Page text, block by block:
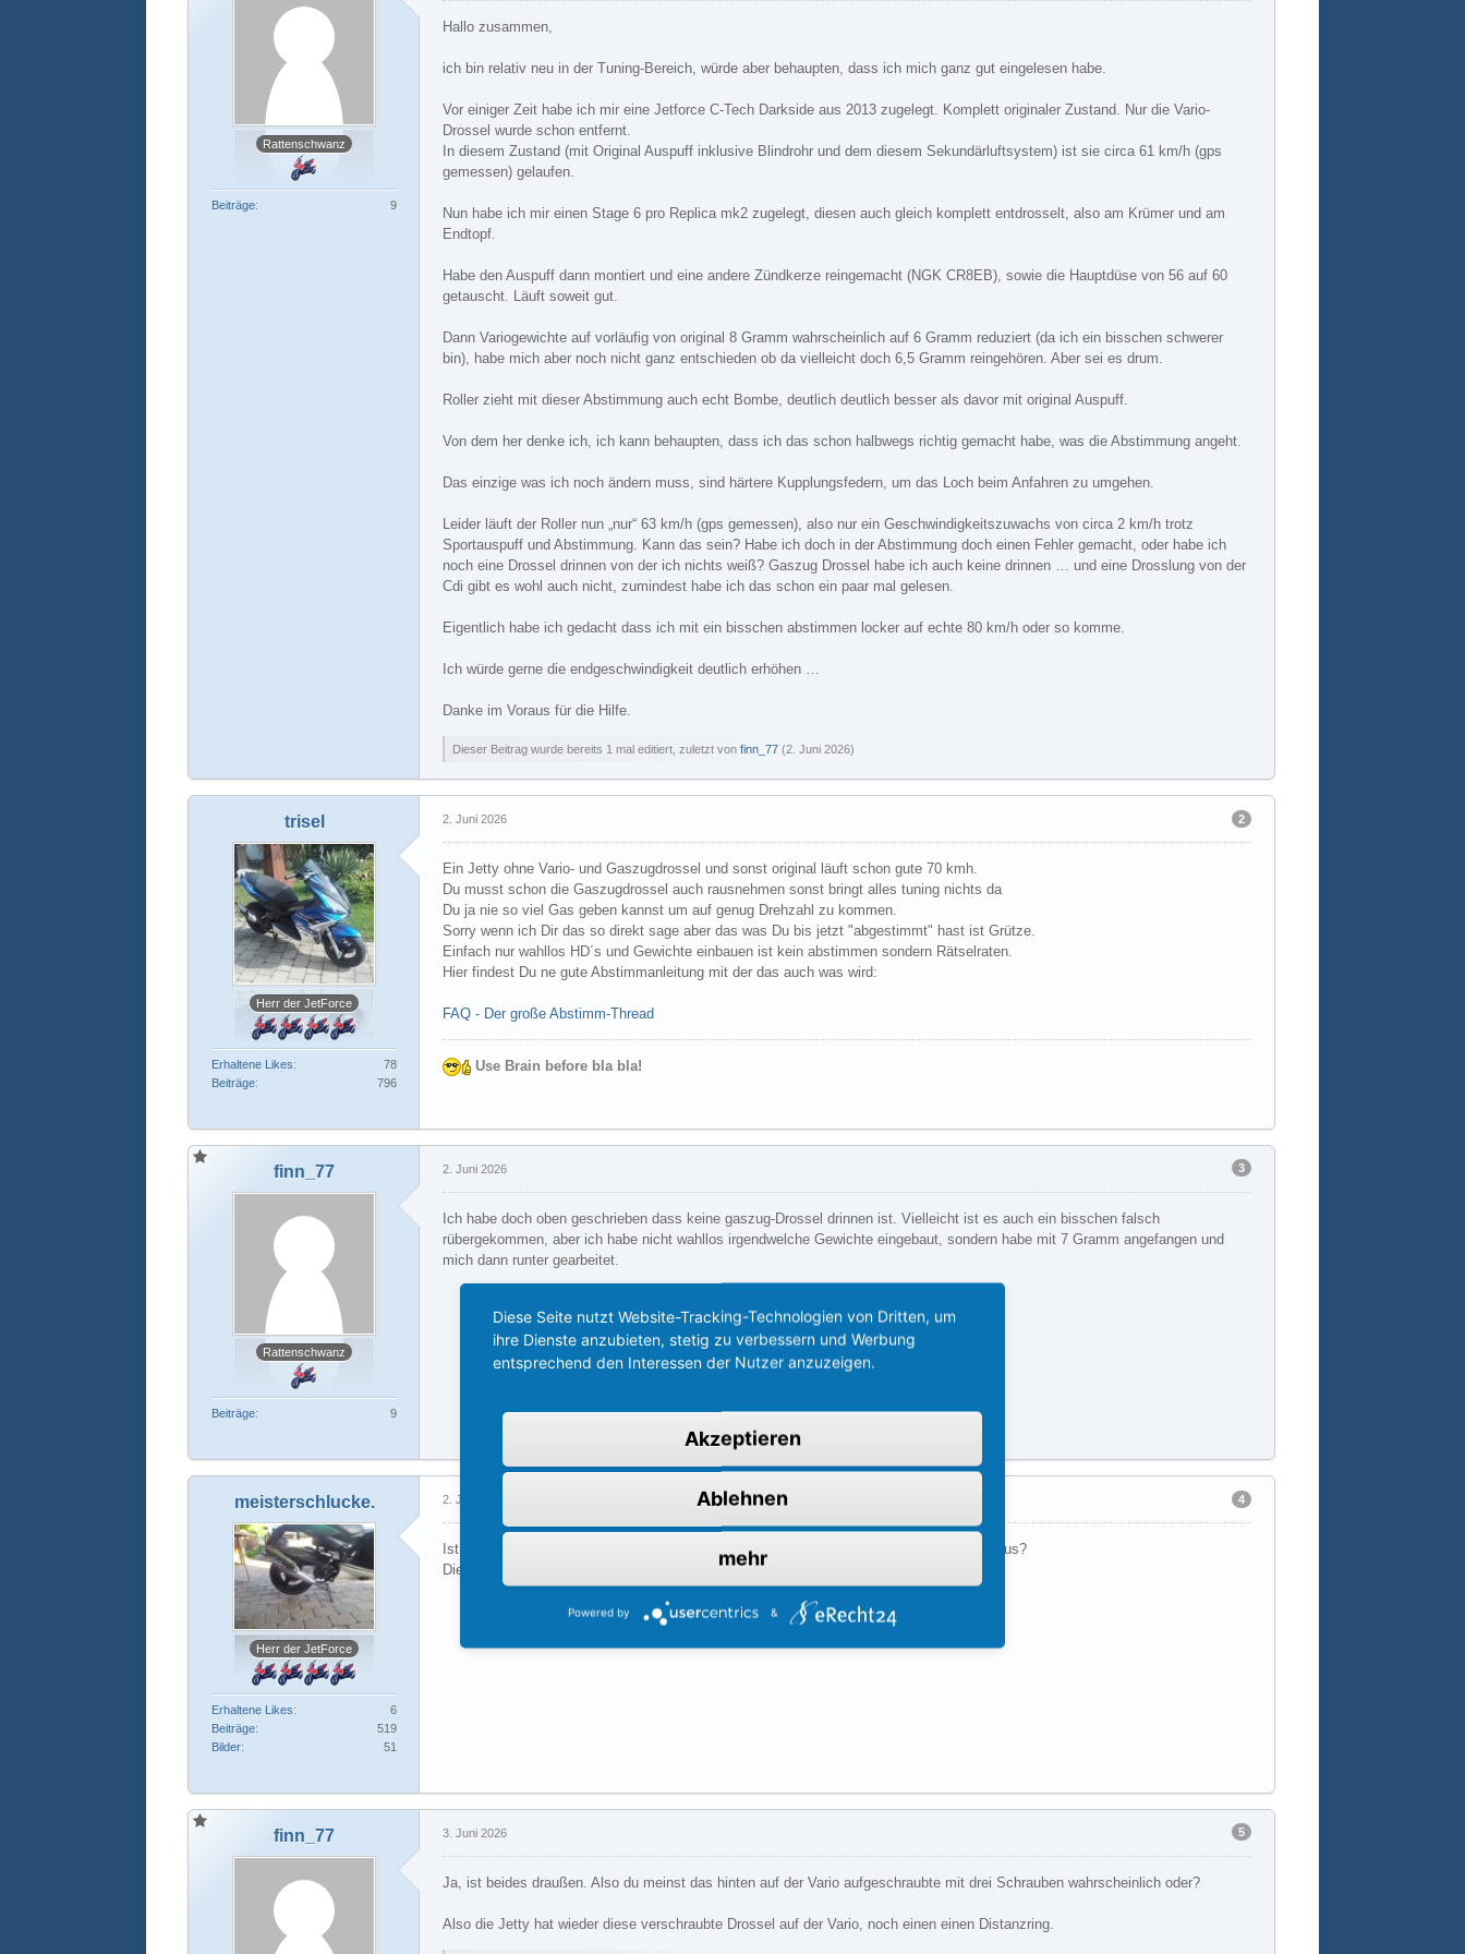
Rattenschwanz
Beiträge 9
Hallo zusammen,
ich bin relativ neu in der Tuning-Bereich, würde aber behaupten, dass ich mich ganz gut eingelesen habe.
Vor einiger Zeit habe ich mir eine Jetforce C-Tech Darkside aus 2013 zugelegt. Komplett originaler Zustand. Nur die Vario-
Drossel wurde schon entfernt.
In diesem Zustand (mit Original Auspuff inklusive Blindrohr und dem diesem Sekundärluftsystem) ist sie circa 61 km/h (gps
gemessen) gelaufen.
Nun habe ich mir einen Stage 6 pro Replica mk2 zugelegt, diesen auch gleich komplett entdrosselt, also am Krümer und am
Endtopf.
Habe den Auspuff dann montiert und eine andere Zündkerze reingemacht (NGK CR8EB), sowie die Hauptdüse von 56 auf 60
getauscht. Läuft soweit gut.
Dann Variogewichte auf vorläufig von original 8 Gramm wahrscheinlich auf 6 Gramm reduziert (da ich ein bisschen schwerer
bin), habe mich aber noch nicht ganz entschieden ob da vielleicht doch 6,5 Gramm reingehören. Aber sei es drum.
Roller zieht mit dieser Abstimmung auch echt Bombe, deutlich deutlich besser als davor mit original Auspuff.
Von dem her denke ich, ich kann behaupten, dass ich das schon halbwegs richtig gemacht habe, was die Abstimmung angeht.
Das einzige was ich noch ändern muss, sind härtere Kupplungsfedern, um das Loch beim Anfahren zu umgehen.
Leider läuft der Roller nun „nur“ 63 km/h (gps gemessen), also nur ein Geschwindigkeitszuwachs von circa 2 km/h trotz
Sportauspuff und Abstimmung. Kann das sein? Habe ich doch in der Abstimmung doch einen Fehler gemacht, oder habe ich
noch eine Drossel drinnen von der ich nichts weiß? Gaszug Drossel habe ich auch keine drinnen … und eine Drosslung von der
Cdi gibt es wohl auch nicht, zumindest habe ich das schon ein paar mal gelesen.
Eigentlich habe ich gedacht dass ich mit ein bisschen abstimmen locker auf echte 80 km/h oder so komme.
Ich würde gerne die endgeschwindigkeit deutlich erhöhen …
Danke im Voraus für die Hilfe.
Dieser Beitrag wurde bereits 1 mal editiert, zuletzt vonfinn_77 (2. Juni 2026)
trisel
Herr der JetForce
Erhaltene Likes
78
Beiträge
796
2
2. Juni 2026
Ein Jetty ohne Vario- und Gaszugdrossel und sonst original läuft schon gute 70 kmh.
Du musst schon die Gaszugdrossel auch rausnehmen sonst bringt alles tuning nichts da
Du ja nie so viel Gas geben kannst um auf genug Drehzahl zu kommen.
Sorry wenn ich Dir das so direkt sage aber das was Du bis jetzt "abgestimmt" hast ist Grütze.
Einfach nur wahllos HD´s und Gewichte einbauen ist kein abstimmen sondern Rätselraten.
Hier findest Du ne gute Abstimmanleitung mit der das auch was wird:
FAQ - Der große Abstimm-Thread
Use Brain before bla bla!
finn_77
Rattenschwanz
Beiträge 9
3
2. Juni 2026
Ich habe doch oben geschrieben dass keine gaszug-Drossel drinnen ist. Vielleicht ist es auch ein bisschen falsch
rübergekommen, aber ich habe nicht wahllos irgendwelche Gewichte eingebaut, sondern habe mit 7 Gramm angefangen und
mich dann runter gearbeitet.
meisterschlucke.
Herr der JetForce
Erhaltene Likes
6
Beiträge
519
Bilder
51
4
2. Juni 2026
Ist jetzt nur so ne sporadische Frage, aber den Distanzring auf dem Gleithülse hast du raus?
Die Vario Drossel (Distanzscheibe hinter den Gewichten) ist auch komplett raus?
finn_77 5
3. Juni 2026
Ja, ist beides draußen. Also du meinst das hinten auf der Vario aufgeschraubte mit drei Schrauben wahrscheinlich oder?
Also die Jetty hat wieder diese verschraubte Drossel auf der Vario, noch einen einen Distanzring.
Diese Seite nutzt Website-Tracking-Technologien von Dritten, um
ihre Dienste anzubieten, stetig zu verbessern und Werbung
entsprechend den Interessen der Nutzer anzuzeigen.
Akzeptieren
Ablehnen
mehr
Powered by &